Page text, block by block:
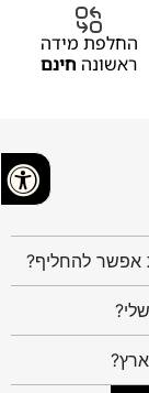
החלפת מידה
ראשונה חינם
אפשר להחליף?